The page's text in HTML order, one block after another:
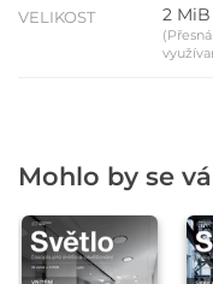
VELIKOST 2 MiB
Mohlo by se